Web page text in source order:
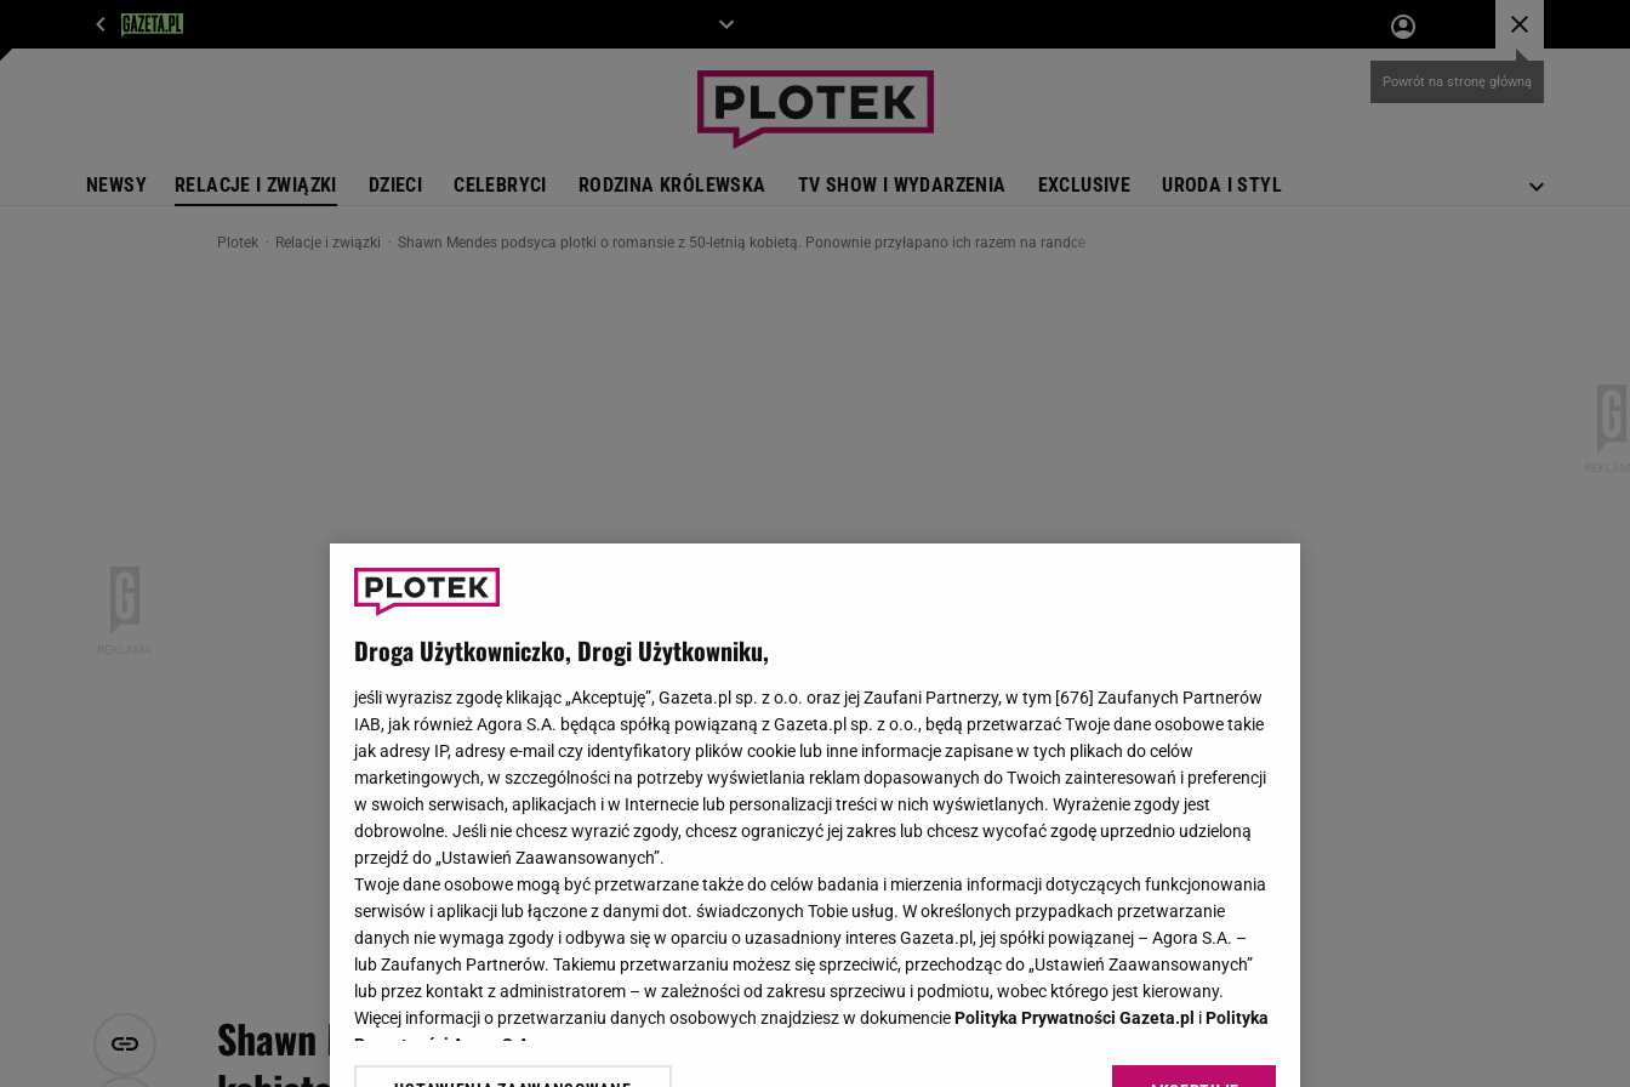
NEWSY RELACJE I ZWIĄZKI DZIECI CELEBRYCI RODZINA KRÓLEWSKA TV SHOW I WYDARZENIA EXCLUSIVE URODA I STYL
Plotek Relacje i związki Shawn Mendes podsyca plotki o romansie z 50-letnią kobietą. Ponownie przyłapano ich razem na randce
Shawn Mendes podsyca plotki o romansie z 50-letnią
Droga Użytkowniczko, Drogi Użytkowniku,
jeśli wyrazisz zgodę klikając „Akceptuję”, Gazeta.pl sp. z o.o. oraz jej Zaufani Partnerzy, w tym [676] Zaufanych Partnerów
IAB, jak również Agora S.A. będąca spółką powiązaną z Gazeta.pl sp. z o.o., będą przetwarzać Twoje dane osobowe takie
jak adresy IP, adresy e-mail czy identyfikatory plików cookie lub inne informacje zapisane w tych plikach do celów
marketingowych, w szczególności na potrzeby wyświetlania reklam dopasowanych do Twoich zainteresowań i preferencji
w swoich serwisach, aplikacjach i w Internecie lub personalizacji treści w nich wyświetlanych. Wyrażenie zgody jest
dobrowolne. Jeśli nie chcesz wyrazić zgody, chcesz ograniczyć jej zakres lub chcesz wycofać zgodę uprzednio udzieloną
przejdź do „Ustawień Zaawansowanych”.
Twoje dane osobowe mogą być przetwarzane także do celów badania i mierzenia informacji dotyczących funkcjonowania
serwisów i aplikacji lub łączone z danymi dot. świadczonych Tobie usług. W określonych przypadkach przetwarzanie
danych nie wymaga zgody i odbywa się w oparciu o uzasadniony interes Gazeta.pl, jej spółki powiązanej – Agora S.A. –
lub Zaufanych Partnerów. Takiemu przetwarzaniu możesz się sprzeciwić, przechodząc do „Ustawień Zaawansowanych”
lub przez kontakt z administratorem – w zależności od zakresu sprzeciwu i podmiotu, wobec którego jest kierowany.
Więcej informacji o przetwarzaniu danych osobowych znajdziesz w dokumenciePolityka Prywatności Gazeta.pl iPolityka
Prywatności Agora S.A.